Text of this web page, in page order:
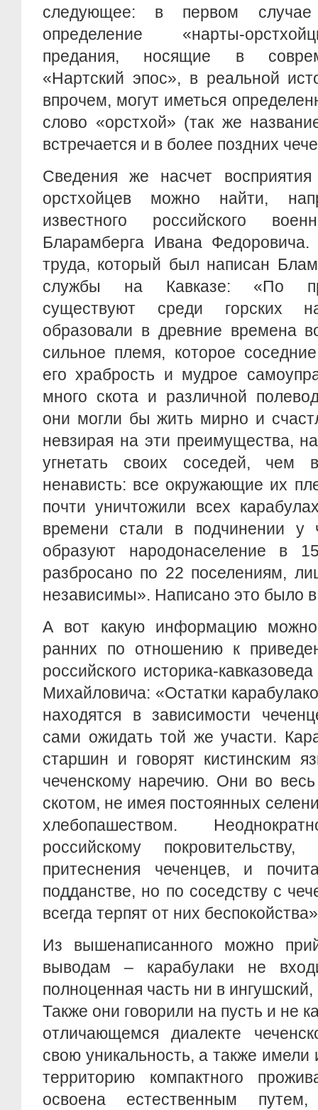
следующее: в первом случае
определение «нарты-
предания, носящие в
«Нартский эпос», в реальной
впрочем, могут иметься
слово «орстхой» (так же
встречается и в более поздних
Сведения же насчет
орстхойцев можно найти,
известного российского
Бларамберга Ивана
труда, который был написан
службы на Кавказе: «По
существуют среди горских
образовали в древние времена
сильное племя, которое
его храбрость и мудрое
много скота и различной
они могли бы жить мирно и
невзирая на эти преимущества,
угнетать своих соседей, чем
ненависть: все окружающие их
почти уничтожили всех
времени стали в подчинении у
образуют народонаселение в
разбросано по 22 поселениям,
независимы». Написано это было в
А вот какую информацию
ранних по отношению к
российского историка-
Михайловича: «Остатки
находятся в зависимости
сами ожидать той же участи.
старшин и говорят кистинским
чеченскому наречию. Они во
скотом, не имея постоянных
хлебопашеством.
российскому
притеснения чеченцев, и
подданстве, но по соседству с
всегда терпят от них
Из вышенаписанного можно
выводам – карабулаки не
полноценная часть ни в
Также они говорили на пусть и не
отличающемся диалекте
свою уникальность, а также
территорию компактного
освоена естественным